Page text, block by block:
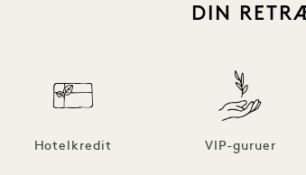
DIN
Hotelkredit VIP-guruer